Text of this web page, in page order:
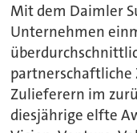
Mit dem Daimler
Unternehmen
Zulieferern im
diesjährige elfte